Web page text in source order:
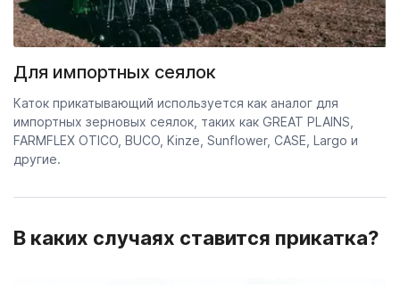
Для импортных сеялок
Каток прикатывающий используется как аналог для
импортных зерновых сеялок, таких как GREAT PLAINS,
FARMFLEX OTICO, BUCO, Kinze, Sunflower, CASE, Largo и
другие.
В каких случаях ставится прикатка?